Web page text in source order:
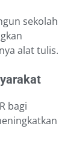
sekolah
alat tulis.
bagi